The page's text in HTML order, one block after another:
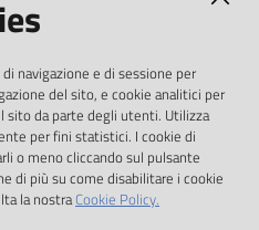
dalla direttiva
d.lgs. 36/2006
navigazione e di sessione per
del sito, e cookie analitici per
sito da parte degli utenti. Utilizza
per fini statistici. I cookie di
o meno cliccando sul pulsante
di più su come disabilitare i cookie
la nostraCookie Policy.